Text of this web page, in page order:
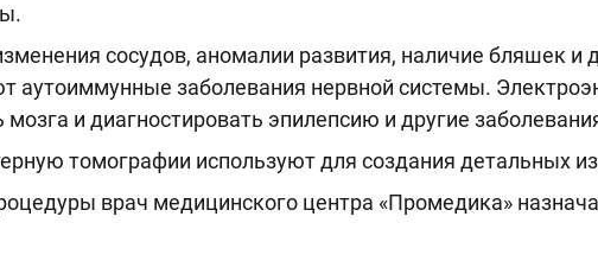
сосудов, аномалии развития, наличие бляшек и
аутоиммунные заболевания нервной системы.
и диагностировать эпилепсию и другие
томографии используют для создания детальных
врач медицинского центра «Промедика»